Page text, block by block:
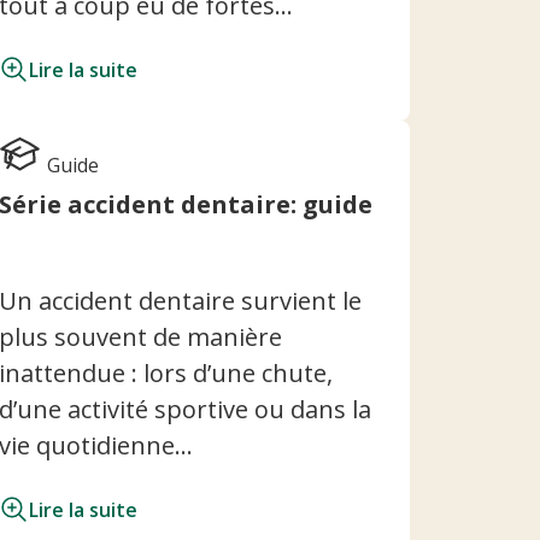
Lire la suite
Guide
Série accident dentaire: guide
Un accident dentaire survient le
plus souvent de manière
inattendue : lors d’une chute,
d’une activité sportive ou dans la
vie quotidienne...
Lire la suite